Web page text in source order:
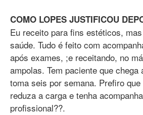
COMO LOPES JUSTIFICOU
Eu receito para fins estéticos,
saúde. Tudo é feito com
após exames, ;e receitando, no
ampolas. Tem paciente que chega
toma seis por semana. Prefiro
reduza a carga e tenha
profissional??.